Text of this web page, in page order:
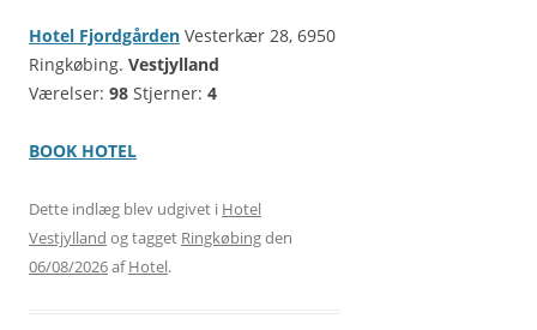
Hotel Fjordgården Vesterkær 28, 6950
Ringkøbing. Vestjylland
Værelser: 98 Stjerner: 4
BOOK HOTEL
Dette indlæg blev udgivet i Hotel
Vestjylland og tagget Ringkøbingden
06/08/2026afHotel.